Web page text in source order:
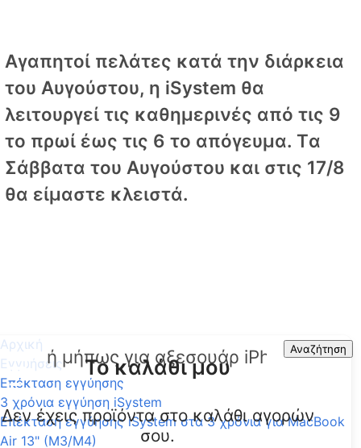
Αγαπητοί πελάτες κατά την διάρκεια
του Αυγούστου, η iSystem θα
λειτουργεί τις καθημερινές από τις 9
το πρωί έως τις 6 το απόγευμα. Tα
Σάββατα του Αυγούστου και στις 17/8
θα είμαστε κλειστά.
Αναζήτηση
Το καλάθι μου
Δεν έχεις προϊόντα στο καλάθι αγορών
σου.
Αρχική
Εγγυήσεις
Επέκταση εγγύησης
3 χρόνια εγγύηση iSystem
Επέκταση εγγύησης iSystem στα 3 χρόνια για MacBook
Air 13" (M3/M4)